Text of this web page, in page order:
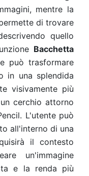
mentre la
di trovare
quello
Bacchetta
può trasformare
in una splendida
visivamente più
cerchio attorno
L'utente può
all'interno di una
il contesto
un'immagine
e la renda più